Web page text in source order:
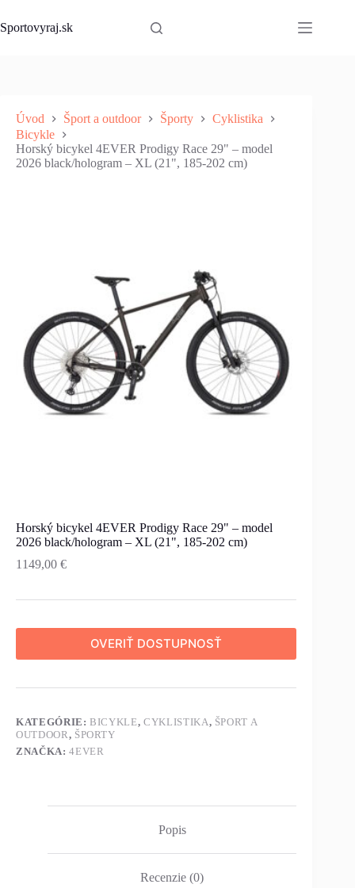
to
content
Sportovyraj.sk
Úvod Šport a outdoor Športy
Cyklistika
Bicykle
Horský bicykel 4EVER Prodigy Race 29" – model
2026 black/hologram – XL (21", 185-202 cm)
Horský bicykel 4EVER Prodigy Race 29" – model
2026 black/hologram – XL (21", 185-202 cm)
1149,00 €
OVERIŤ DOSTUPNOSŤ
KATEGÓRIE:BICYKLE,CYKLISTIKA, ŠPORT A
OUTDOOR , ŠPORTY
ZNAČKA:4EVER
Popis
Recenzie (0)